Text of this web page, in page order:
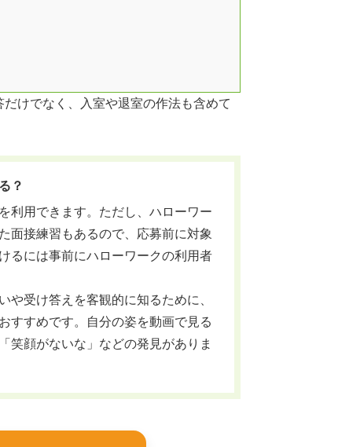
けでなく、入室や退室の作法も含めて
？
利用できます。ただし、ハローワー
面接練習もあるので、応募前に対象
るには事前にハローワークの利用者
受け答えを客観的に知るために、
すすめです。自分の姿を動画で見る
笑顔がないな」などの発見がありま